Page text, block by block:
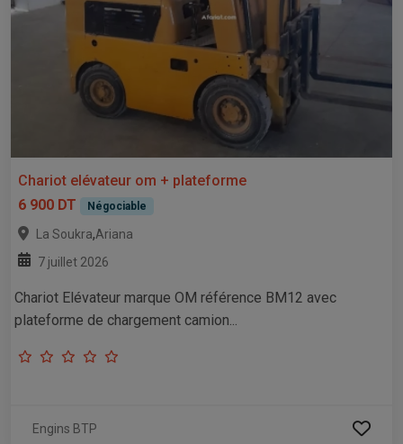
Chariot elévateur om + plateforme
6 900 DT
Négociable
La Soukra,Ariana
7 juillet 2026
Chariot Elévateur marque OM référence BM12 avec
plateforme de chargement camion...
Engins BTP